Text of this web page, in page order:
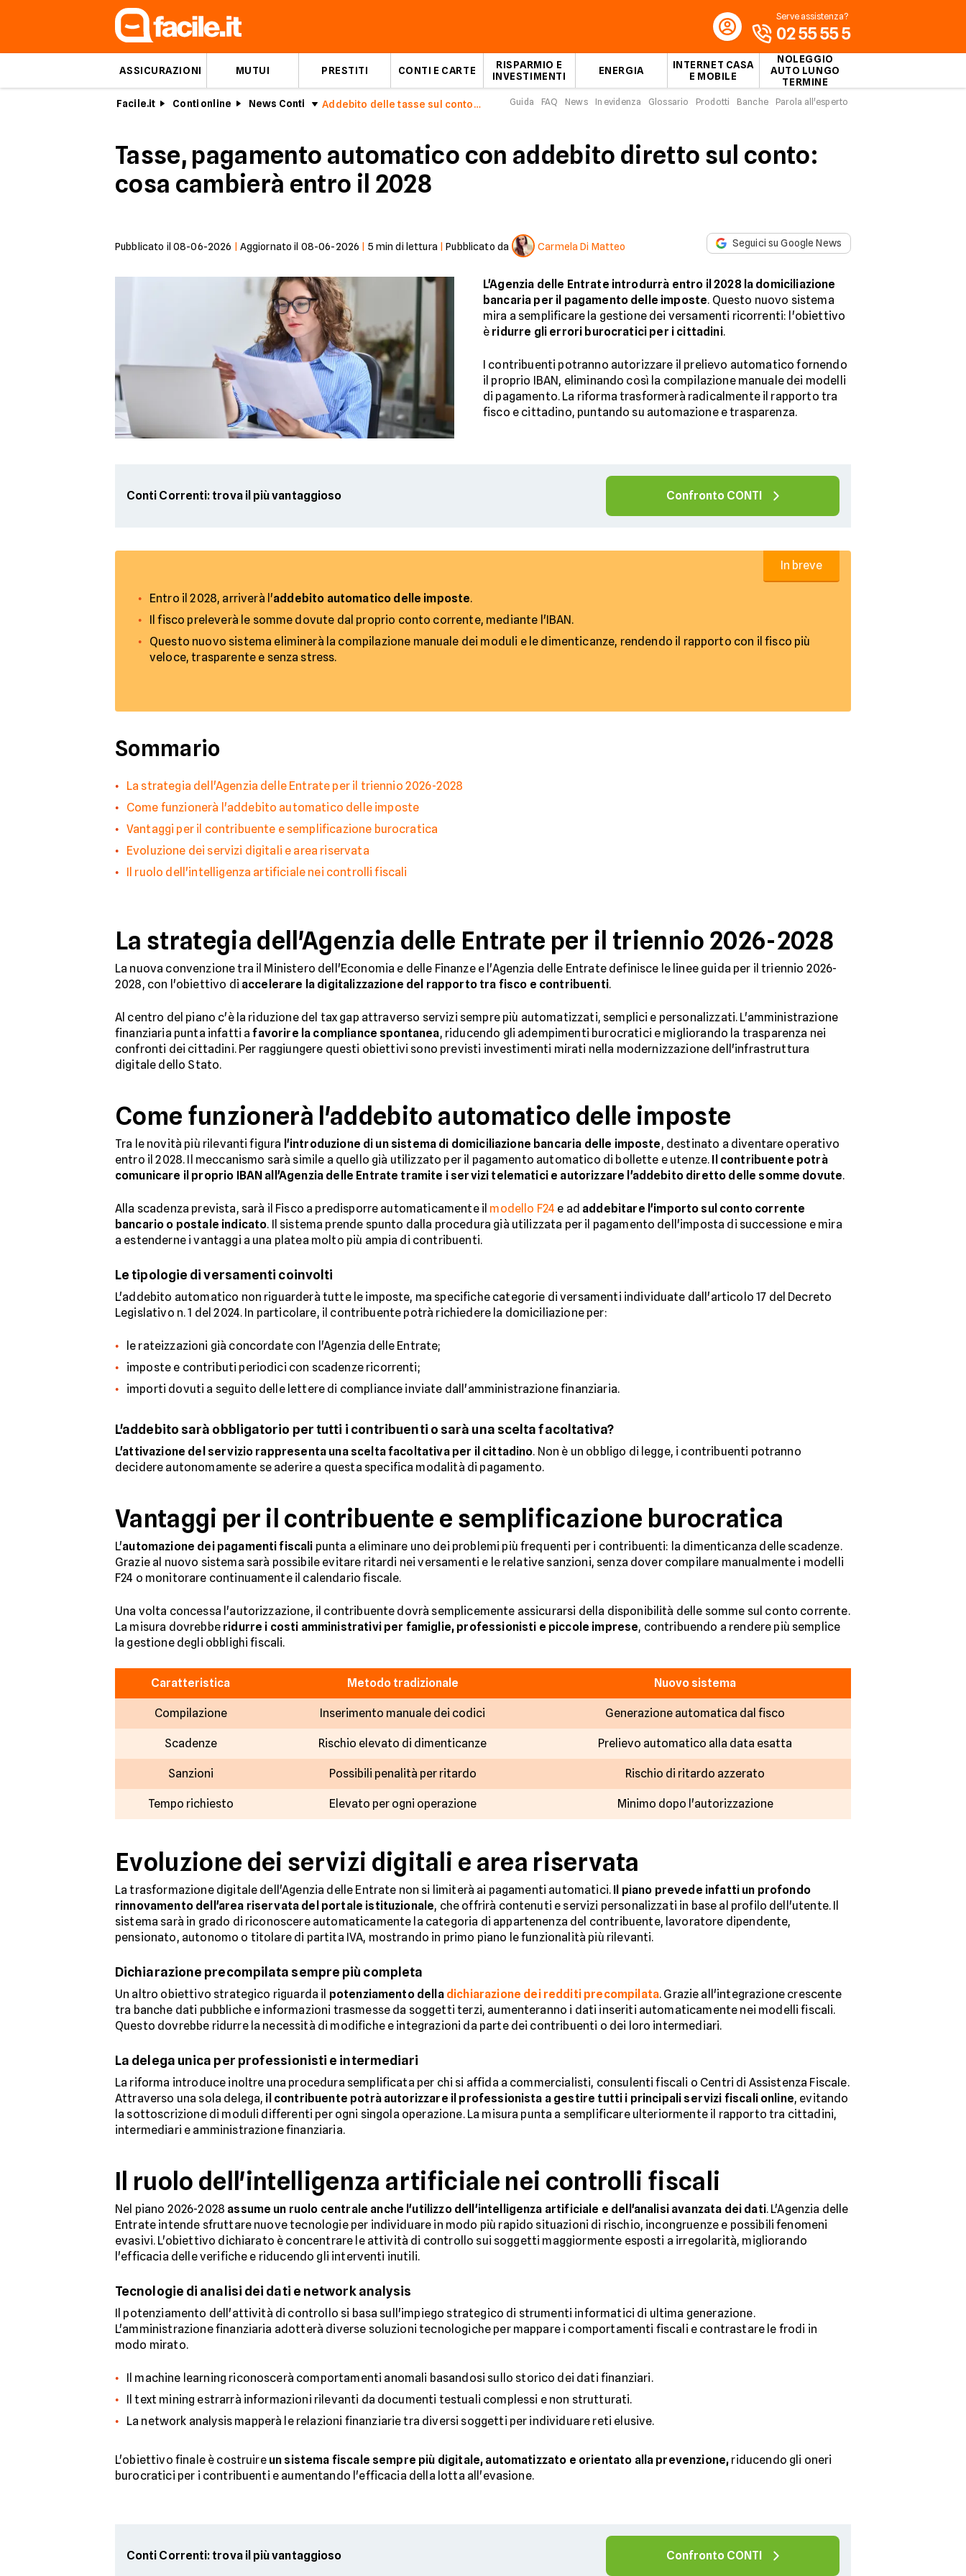
ASSICURAZIONI MUTUI PRESTITI CONTI E CARTE
RISPARMIO E
INVESTIMENTI
ENERGIA
INTERNET CASA
E MOBILE
NOLEGGIO
AUTO LUNGO
TERMINE
Serve assistenza?
02 55 55 5
Facile.it Conti online News Conti Addebito delle tasse sul conto corrente Guida FAQ News In evidenza Glossario Prodotti Banche Parola all'esperto
Tasse, pagamento automatico con addebito diretto sul conto:
cosa cambierà entro il 2028
Pubblicato il 08-06-2026 Aggiornato il 08-06-2026 5 min di lettura |Pubblicato da Carmela Di Matteo Seguici su Google News
L'Agenzia delle Entrate introdurrà entro il 2028 la domiciliazione
bancaria per il pagamento delle imposte. Questo nuovo sistema
mira a semplificare la gestione dei versamenti ricorrenti: l'obiettivo
è ridurre gli errori burocratici per i cittadini.
I contribuenti potranno autorizzare il prelievo automatico fornendo
il proprio IBAN, eliminando così la compilazione manuale dei modelli
di pagamento. La riforma trasformerà radicalmente il rapporto tra
fisco e cittadino, puntando su automazione e trasparenza.
Conti Correnti: trova il più vantaggioso Confronto CONTI
Entro il 2028, arriverà l'addebito automatico delle imposte.
Il fisco preleverà le somme dovute dal proprio conto corrente, mediante l'IBAN.
Questo nuovo sistema eliminerà la compilazione manuale dei moduli e le dimenticanze, rendendo il rapporto con il fisco più
veloce, trasparente e senza stress.
In breve
Sommario
La strategia dell'Agenzia delle Entrate per il triennio 2026-2028
Come funzionerà l'addebito automatico delle imposte
Vantaggi per il contribuente e semplificazione burocratica
Evoluzione dei servizi digitali e area riservata
Il ruolo dell'intelligenza artificiale nei controlli fiscali
La strategia dell'Agenzia delle Entrate per il triennio 2026-2028
La nuova convenzione tra il Ministero dell'Economia e delle Finanze e l'Agenzia delle Entrate definisce le linee guida per il triennio 2026-
2028, con l'obiettivo di accelerare la digitalizzazione del rapporto tra fisco e contribuenti.
Al centro del piano c'è la riduzione del tax gap attraverso servizi sempre più automatizzati, semplici e personalizzati. L'amministrazione
finanziaria punta infatti afavorire la compliance spontanea, riducendo gli adempimenti burocratici e migliorando la trasparenza nei
confronti dei cittadini. Per raggiungere questi obiettivi sono previsti investimenti mirati nella modernizzazione dell'infrastruttura
digitale dello Stato.
Come funzionerà l'addebito automatico delle imposte
Tra le novità più rilevanti figura l'introduzione di un sistema di domiciliazione bancaria delle imposte, destinato a diventare operativo
entro il 2028. Il meccanismo sarà simile a quello già utilizzato per il pagamento automatico di bollette e utenze. Il contribuente potrà
comunicare il proprio IBAN all'Agenzia delle Entrate tramite i servizi telematici e autorizzare l'addebito diretto delle somme dovute.
Alla scadenza prevista, sarà il Fisco a predisporre automaticamente il modello F24 e ad addebitare l'importo sul conto corrente
bancario o postale indicato. Il sistema prende spunto dalla procedura già utilizzata per il pagamento dell'imposta di successione e mira
a estenderne i vantaggi a una platea molto più ampia di contribuenti.
Le tipologie di versamenti coinvolti
L'addebito automatico non riguarderà tutte le imposte, ma specifiche categorie di versamenti individuate dall'articolo 17 del Decreto
Legislativo n. 1 del 2024. In particolare, il contribuente potrà richiedere la domiciliazione per:
le rateizzazioni già concordate con l'Agenzia delle Entrate;
imposte e contributi periodici con scadenze ricorrenti;
importi dovuti a seguito delle lettere di compliance inviate dall'amministrazione finanziaria.
L'addebito sarà obbligatorio per tutti i contribuenti o sarà una scelta facoltativa?
L'attivazione del servizio rappresenta una scelta facoltativa per il cittadino. Non è un obbligo di legge, i contribuenti potranno
decidere autonomamente se aderire a questa specifica modalità di pagamento.
Vantaggi per il contribuente e semplificazione burocratica
L'automazione dei pagamenti fiscali punta a eliminare uno dei problemi più frequenti per i contribuenti: la dimenticanza delle scadenze.
Grazie al nuovo sistema sarà possibile evitare ritardi nei versamenti e le relative sanzioni, senza dover compilare manualmente i modelli
F24 o monitorare continuamente il calendario fiscale.
Una volta concessa l'autorizzazione, il contribuente dovrà semplicemente assicurarsi della disponibilità delle somme sul conto corrente.
La misura dovrebbe ridurre i costi amministrativi per famiglie, professionisti e piccole imprese, contribuendo a rendere più semplice
la gestione degli obblighi fiscali.
Caratteristica Metodo tradizionale Nuovo sistema
Compilazione Inserimento manuale dei codici Generazione automatica dal fisco
Scadenze Rischio elevato di dimenticanze Prelievo automatico alla data esatta
Sanzioni Possibili penalità per ritardo Rischio di ritardo azzerato
Tempo richiesto Elevato per ogni operazione Minimo dopo l'autorizzazione
Evoluzione dei servizi digitali e area riservata
La trasformazione digitale dell'Agenzia delle Entrate non si limiterà ai pagamenti automatici. Il piano prevede infatti un profondo
rinnovamento dell'area riservata del portale istituzionale, che offrirà contenuti e servizi personalizzati in base al profilo dell'utente. Il
sistema sarà in grado di riconoscere automaticamente la categoria di appartenenza del contribuente, lavoratore dipendente,
pensionato, autonomo o titolare di partita IVA, mostrando in primo piano le funzionalità più rilevanti.
Dichiarazione precompilata sempre più completa
Un altro obiettivo strategico riguarda il potenziamento della dichiarazione dei redditi precompilata. Grazie all'integrazione crescente
tra banche dati pubbliche e informazioni trasmesse da soggetti terzi, aumenteranno i dati inseriti automaticamente nei modelli fiscali.
Questo dovrebbe ridurre la necessità di modifiche e integrazioni da parte dei contribuenti o dei loro intermediari.
La delega unica per professionisti e intermediari
La riforma introduce inoltre una procedura semplificata per chi si affida a commercialisti, consulenti fiscali o Centri di Assistenza Fiscale.
Attraverso una sola delega, il contribuente potrà autorizzare il professionista a gestire tutti i principali servizi fiscali online, evitando
la sottoscrizione di moduli differenti per ogni singola operazione. La misura punta a semplificare ulteriormente il rapporto tra cittadini,
intermediari e amministrazione finanziaria.
Il ruolo dell'intelligenza artificiale nei controlli fiscali
Nel piano 2026-2028 assume un ruolo centrale anche l'utilizzo dell'intelligenza artificiale e dell'analisi avanzata dei dati. L'Agenzia delle
Entrate intende sfruttare nuove tecnologie per individuare in modo più rapido situazioni di rischio, incongruenze e possibili fenomeni
evasivi. L'obiettivo dichiarato è concentrare le attività di controllo sui soggetti maggiormente esposti a irregolarità, migliorando
l'efficacia delle verifiche e riducendo gli interventi inutili.
Tecnologie di analisi dei dati e network analysis
Il potenziamento dell'attività di controllo si basa sull'impiego strategico di strumenti informatici di ultima generazione.
L'amministrazione finanziaria adotterà diverse soluzioni tecnologiche per mappare i comportamenti fiscali e contrastare le frodi in
modo mirato.
Il machine learning riconoscerà comportamenti anomali basandosi sullo storico dei dati finanziari.
Il text mining estrarrà informazioni rilevanti da documenti testuali complessi e non strutturati.
La network analysis mapperà le relazioni finanziarie tra diversi soggetti per individuare reti elusive.
L'obiettivo finale è costruire un sistema fiscale sempre più digitale, automatizzato e orientato alla prevenzione, riducendo gli oneri
burocratici per i contribuenti e aumentando l'efficacia della lotta all'evasione.
Conti Correnti: trova il più vantaggioso Confronto CONTI